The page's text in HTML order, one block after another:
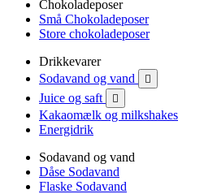
Chokoladeposer
Små Chokoladeposer
Store chokoladeposer
Drikkevarer
Sodavand og vand

Juice og saft 
Kakaomælk og milkshakes
Energidrik
Sodavand og vand
Dåse Sodavand
Flaske Sodavand